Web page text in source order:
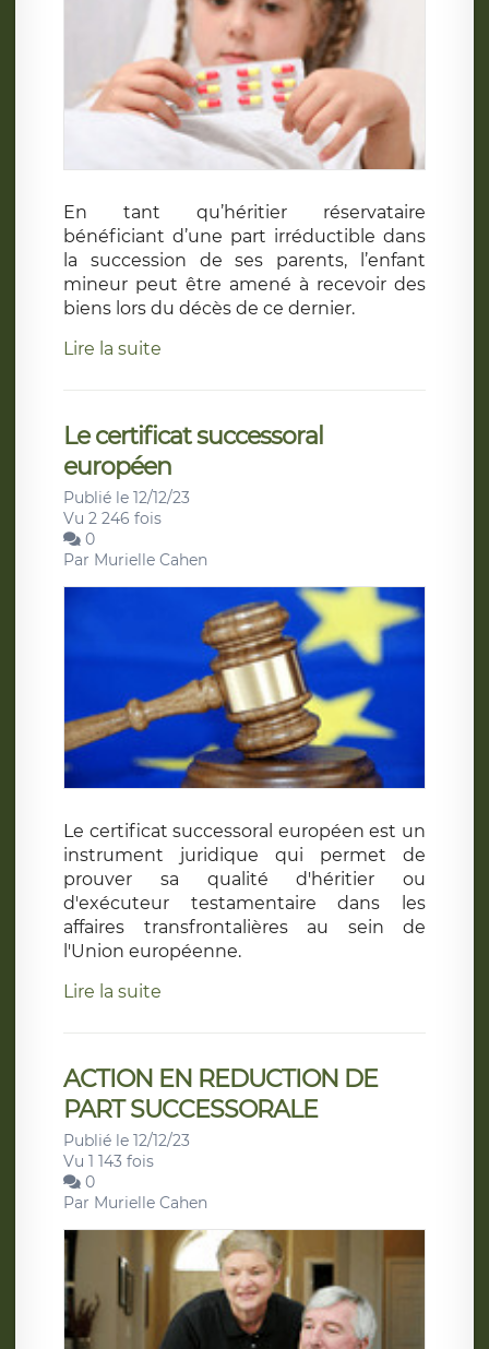
En tant qu’héritier réservataire
bénéficiant d’une part irréductible dans
la succession de ses parents, l’enfant
mineur peut être amené à recevoir des
biens lors du décès de ce dernier.
Lire la suite
Le certificat successoral
européen
Publié le 12/12/23
Vu 2 246 fois
0
Par Murielle Cahen
Le certificat successoral européen est un
instrument juridique qui permet de
prouver sa qualité d'héritier ou
d'exécuteur testamentaire dans les
affaires transfrontalières au sein de
l'Union européenne.
Lire la suite
ACTION EN REDUCTION DE
PART SUCCESSORALE
Publié le 12/12/23
Vu 1 143 fois
0
Par Murielle Cahen